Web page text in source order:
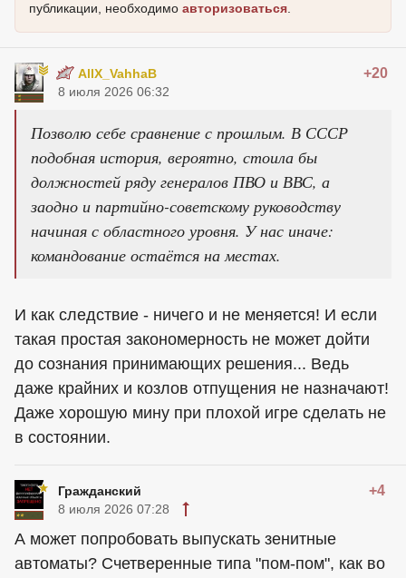
публикации, необходимо авторизоваться
AllX_VahhaB +20
8 июля 2026 06:32
Позволю себе сравнение с прошлым. В СССР
подобная история, вероятно, стоила бы
должностей ряду генералов ПВО и ВВС, а
заодно и партийно-советскому руководству
начиная с областного уровня. У нас иначе:
командование остаётся на местах.
И как следствие - ничего и не меняется! И если
такая простая закономерность не может дойти
до сознания принимающих решения... Ведь
даже крайних и козлов отпущения не назначают!
Даже хорошую мину при плохой игре сделать не
в состоянии.
Гражданский +4
8 июля 2026 07:28
А может попробовать выпускать зенитные
автоматы? Счетверенные типа "пом-пом", как во